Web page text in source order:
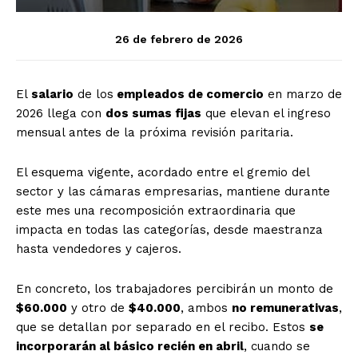
26 de febrero de 2026
El salario de los empleados de comercio en marzo de
2026 llega con dos sumas fijas que elevan el ingreso
mensual antes de la próxima revisión paritaria.
El esquema vigente, acordado entre el gremio del
sector y las cámaras empresarias, mantiene durante
este mes una recomposición extraordinaria que
impacta en todas las categorías, desde maestranza
hasta vendedores y cajeros.
En concreto, los trabajadores percibirán un monto de
$60.000 y otro de $40.000, ambos no remunerativas,
que se detallan por separado en el recibo. Estos se
incorporarán al básico recién en abril, cuando se